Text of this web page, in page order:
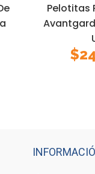
Pelotitas
$